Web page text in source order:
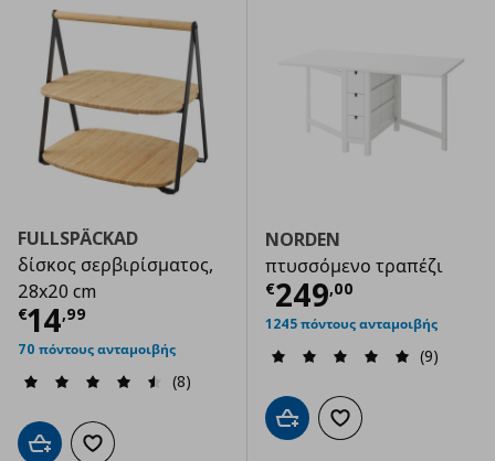
FULLSPÄCKAD
δίσκος σερβιρίσματος,
28x20 cm
€14,99
Τρέχουσα τιμή € 14,99
70 πόντους ανταμοιβής
(8)
Προσθήκη στο καλάθι
Προσθήκη στα αγαπημένα
NORDEN
πτυσσόμενο τραπέζι
€249,00
Τρέχουσα
1245 πόντους ανταμοιβής
(9)
Προσθήκη στο καλάθι
Προσθήκη στα